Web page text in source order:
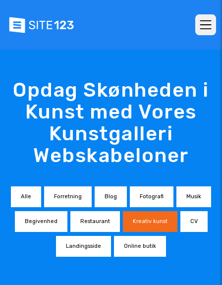
Opdag Skønheden i
Kunst med Vores
Kunstgalleri
Webskabeloner
Alle Forretning Blog Fotografi Musik
Begivenhed Restaurant Kreativ kunst CV
Landingsside Online butik